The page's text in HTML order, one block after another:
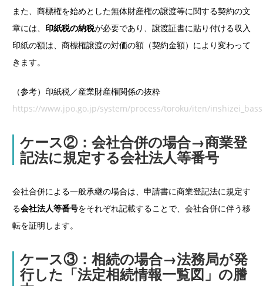
また、商標権を始めとした無体財産権の譲渡等に関する契約の文
章には、 印紙税の納税が必要であり、譲渡証書に貼り付ける収入
印紙の額は、商標権譲渡の対価の額（契約金額）により変わって
きます。
（参考）印紙税／産業財産権関係の抜粋
https://www.jpo.go.jp/system/process/toroku/iten/
ケース②：会社合併の場合→商業登
記法に規定する会社法人等番号
会社合併による一般承継の場合は、申請書に商業登記法に規定す
る会社法人等番号をそれぞれ記載することで、会社合併に伴う移
転を証明します。
ケース③：相続の場合→法務局が発
行した「法定相続情報一覧図」の謄